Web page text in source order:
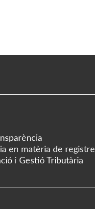
en matèria de registre
i Gestió Tributària